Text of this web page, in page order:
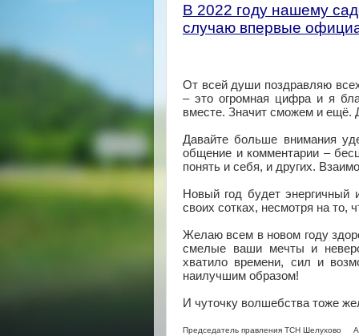
В 2022 году нашему
случаю впервые
От всей души поздравляю
– это огромная цифра и я
вместе. Значит сможем и
Давайте больше внимания
общение и комментарии –
понять и себя, и других.
Новый год будет
своих сотках, несмотря на то,
Желаю всем в новом году
смелые ваши мечты и
хватило времени, сил и
наилучшим образом!
И чуточку волшебства тоже
Председатель правления ТСН Шелухово